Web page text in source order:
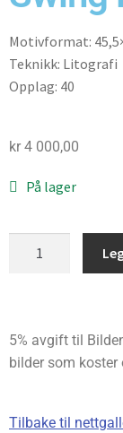
Motivformat:
Teknikk: Litografi
Opplag: 40
kr 4 000,00
På lager
5% avgift til
bilder som koster
Tilbake til